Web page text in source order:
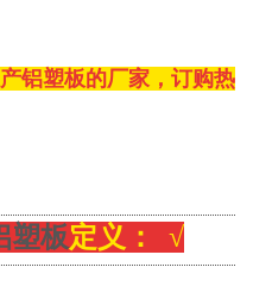
铝塑板的厂家，订购热
塑板定义： √